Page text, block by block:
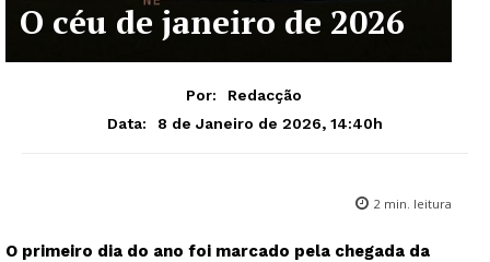
O céu de janeiro de 2026
Por:
Redacção
Data:
8 de Janeiro de 2026, 14:40h
2 min. leitura
O primeiro dia do ano foi marcado pela chegada da